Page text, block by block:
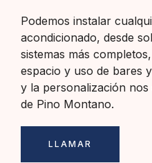
Podemos instalar
acondicionado, desde
sistemas más
espacio y uso de bares
y la personalización
de Pino Montano.
LLAMAR